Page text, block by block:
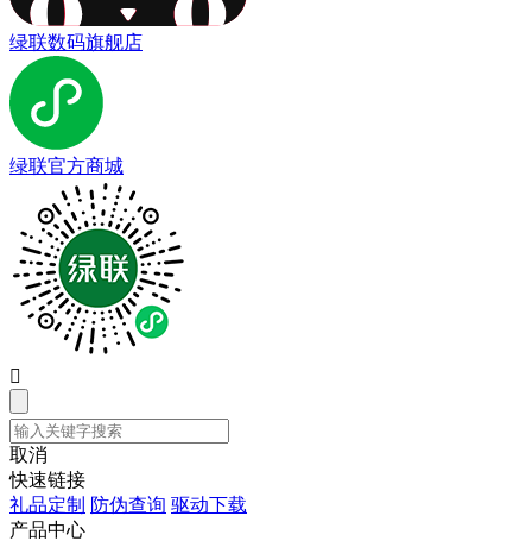
绿联数码旗舰店
绿联官方商城

取消
快速链接
礼品定制 防伪查询 驱动下载
产品中心